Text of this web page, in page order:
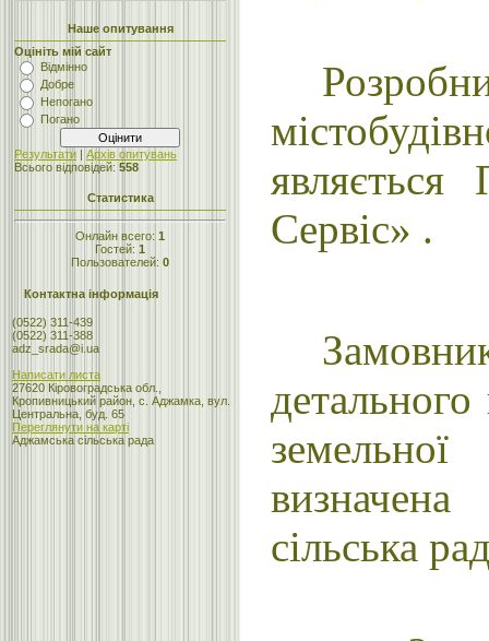
Наше опитування
Оцініть мій сайт
Відмінно
Добре
Непогано
Погано
Результати | Архів опитувань
Всього відповідей: 558
Статистика
Онлайн всего: 1
Гостей: 1
Пользователей: 0
Контактна інформація
(0522) 311-439
(0522) 311-388
adz_srada@i.ua
Написати листа
27620 Кіровоградська обл.,
Кропивницький район, с. Аджамка, вул.
Центральна, буд. 65
Переглянути на карті
Аджамська сільська рада
Сервіс» .
детального
сільська